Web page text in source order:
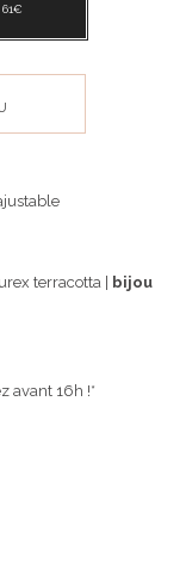
61€
terracotta |
bijou
avant 16h !*